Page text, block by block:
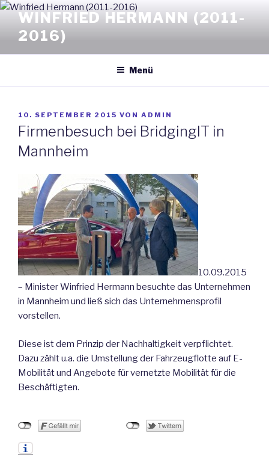
Zum
Inhalt
springen
WINFRIED HERMANN (2011-
2016)
Menü
VERÖFFENTLICHT
AM
10. SEPTEMBER 2015 VON ADMIN
Firmenbesuch bei BridgingIT in
Mannheim
10.09.2015
– Minister Winfried Hermann besuchte das Unternehmen
in Mannheim und ließ sich das Unternehmensprofil
vorstellen.
Diese ist dem Prinzip der Nachhaltigkeit verpflichtet.
Dazu zählt u.a. die Umstellung der Fahrzeugflotte auf E-
Mobilität und Angebote für vernetzte Mobilität für die
Beschäftigten.